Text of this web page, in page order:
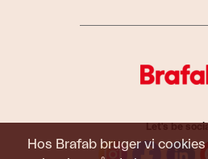
Hos Brafab bruger vi
Let's be